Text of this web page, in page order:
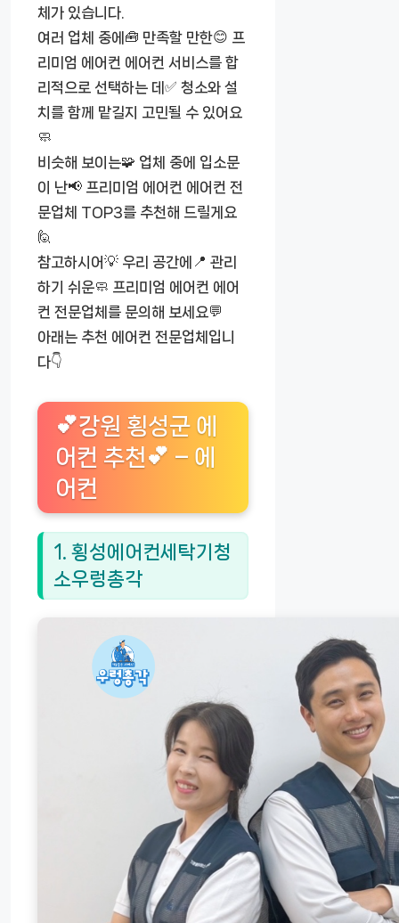
체가 있습니다.
여러 업체 중에🧰 만족할 만한😊 프
리미엄 에어컨 에어컨 서비스를 합
리적으로 선택하는 데✅ 청소와 설
치를 함께 맡길지 고민될 수 있어요
🧼
비슷해 보이는🧩 업체 중에 입소문
이 난📢 프리미엄 에어컨 에어컨 전
문업체 TOP3를 추천해 드릴게요
🙋
참고하시어💡 우리 공간에📍 관리
하기 쉬운🧼 프리미엄 에어컨 에어
컨 전문업체를 문의해 보세요💬
아래는 추천 에어컨 전문업체입니
다👇
💕강원 횡성군 에
어컨 추천💕 – 에
어컨
1. 횡성에어컨세탁기청
소우렁총각